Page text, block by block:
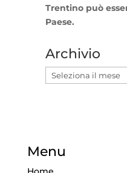
Trentino può
Paese.
Archivio
Archivio
Menu